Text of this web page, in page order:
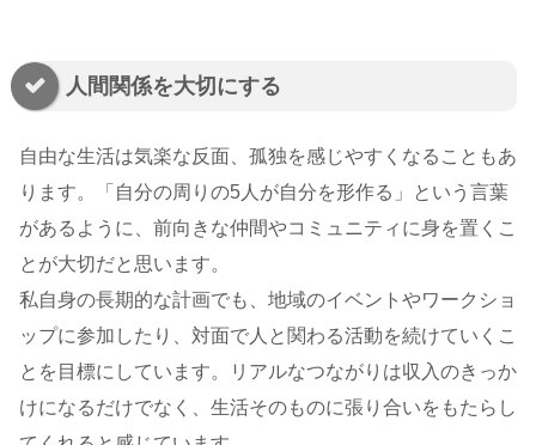
人間関係を大切にする
自由な生活は気楽な反面、孤独を感じやすくなることもあ
ります。「自分の周りの5人が自分を形作る」という言葉
があるように、前向きな仲間やコミュニティに身を置くこ
とが大切だと思います。
私自身の長期的な計画でも、地域のイベントやワークショ
ップに参加したり、対面で人と関わる活動を続けていくこ
とを目標にしています。リアルなつながりは収入のきっか
けになるだけでなく、生活そのものに張り合いをもたらし